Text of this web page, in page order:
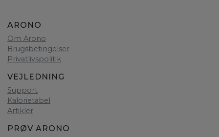
ARONO
Om Arono
Brugsbetingelser
Privatlivspolitik
VEJLEDNING
Support
Kalorietabel
Artikler
PRØV ARONO